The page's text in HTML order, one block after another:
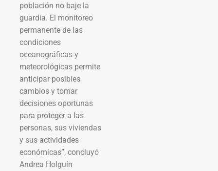
población no baje la
guardia. El monitoreo
permanente de las
condiciones
oceanográficas y
meteorológicas permite
anticipar posibles
cambios y tomar
decisiones oportunas
para proteger a las
personas, sus viviendas
y sus actividades
económicas”, concluyó
Andrea Holguín